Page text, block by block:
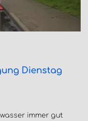
Dienstag
immer gut